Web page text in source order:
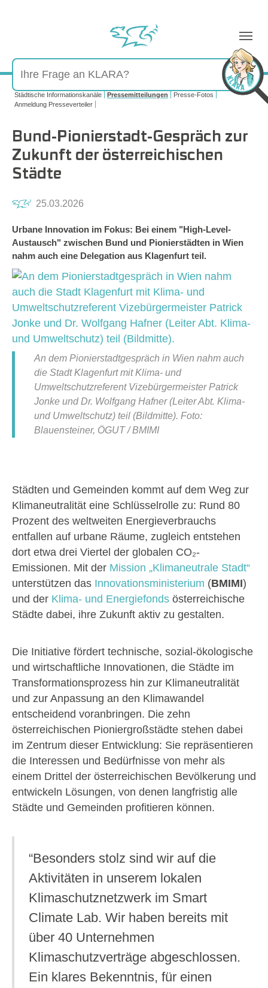
Sie sind hier:
Städtische Informationskanäle Pressemitteilungen
Presse-Fotos
Anmeldung Presseverteiler
Bund-Pionierstadt-Gespräch zur
Zukunft der österreichischen
Städte
25.03.2026
Urbane Innovation im Fokus: Bei einem "High-Level-
Austausch" zwischen Bund und Pionierstädten in Wien
nahm auch eine Delegation aus Klagenfurt teil.
An dem Pionierstadtgespräch in Wien nahm auch
die Stadt Klagenfurt mit Klima- und
Umweltschutzreferent Vizebürgermeister Patrick
Jonke und Dr. Wolfgang Hafner (Leiter Abt. Klima-
und Umweltschutz) teil (Bildmitte). Foto:
Blauensteiner, ÖGUT / BMIMI
Städten und Gemeinden kommt auf dem Weg zur
Klimaneutralität eine Schlüsselrolle zu: Rund 80
Prozent des weltweiten Energieverbrauchs
entfallen auf urbane Räume, zugleich entstehen
dort etwa drei Viertel der globalen CO₂-
Emissionen. Mit der Mission „Klimaneutrale Stadt“
unterstützen das Innovationsministerium (BMIMI)
und der Klima- und Energiefonds österreichische
Städte dabei, ihre Zukunft aktiv zu gestalten.
Die Initiative fördert technische, sozial-ökologische
und wirtschaftliche Innovationen, die Städte im
Transformationsprozess hin zur Klimaneutralität
und zur Anpassung an den Klimawandel
entscheidend voranbringen. Die zehn
österreichischen Pioniergroßstädte stehen dabei
im Zentrum dieser Entwicklung: Sie repräsentieren
die Interessen und Bedürfnisse von mehr als
einem Drittel der österreichischen Bevölkerung und
entwickeln Lösungen, von denen langfristig alle
Städte und Gemeinden profitieren können.
“Besonders stolz sind wir auf die
Aktivitäten in unserem lokalen
Klimaschutznetzwerk im Smart
Climate Lab. Wir haben bereits mit
über 40 Unternehmen
Klimaschutzverträge abgeschlossen.
Ein klares Bekenntnis, für einen